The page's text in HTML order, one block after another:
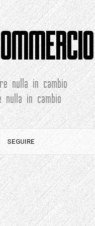
nulla in cambio
nulla in cambio
SEGUIRE